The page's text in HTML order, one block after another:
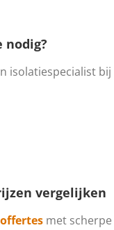
isolatiespecialist bij
vergelijken
met scherpe